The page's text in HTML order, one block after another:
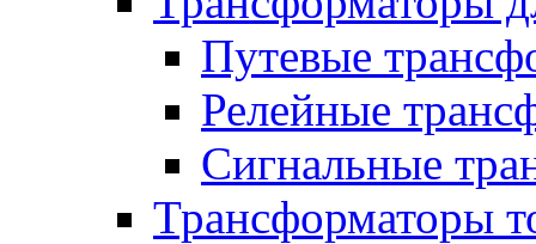
Путевые
Релейные
Сигнальные
Трансформаторы